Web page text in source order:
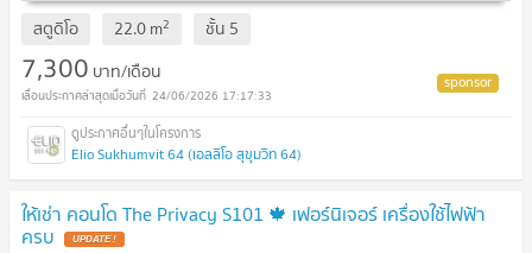
สตูดิโอ 22.0m2 ชั้น 5
7,300 บาท/เดือน
24/06/2026 17:17:33
Elio Sukhumvit 64 (เอลลิโอ สุขุมวิท 64)
ให้เช่า คอนโด The Privacy S101 🍁 เฟอร์นิเจอร์ เครื่องใช้ไฟฟ้า
ครบ